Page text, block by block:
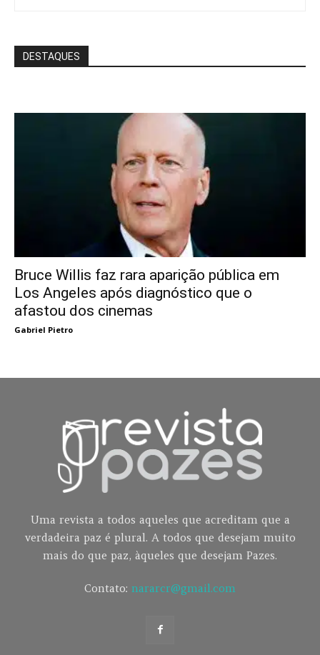
DESTAQUES
Bruce Willis faz rara aparição pública em
Los Angeles após diagnóstico que o
afastou dos cinemas
Gabriel Pietro
Uma revista a todos aqueles que acreditam que a
verdadeira paz é plural. A todos que desejam muito
mais do que paz, àqueles que desejam Pazes.
Contato: nararcr@gmail.com